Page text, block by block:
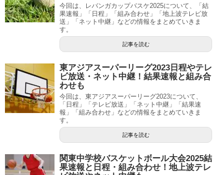
今回は、レバンガカップバスケ2025について、「結
果速報」「日程」「組み合わせ」「地上波テレビ放
送」「ネット中継」などの情報をまとめていきま
す。
記事を読む
東アジアスーパーリーグ2023日程やテレ
ビ放送・ネット中継！結果速報と組み合
わせも
今回は、東アジアスーパーリーグ2023について、
「日程」「テレビ放送」「ネット中継」「結果速
報」「組み合わせ」などの情報をまとめていきま
す。
記事を読む
関東中学校バスケットボール大会2025結
果速報と日程・組み合わせ！地上波テレ